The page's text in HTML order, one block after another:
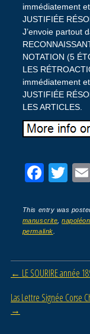
immédiatement
JUSTIFIÉE
J’envoie partout
NOTATION (5
LES
immédiatement
JUSTIFIÉE
LES ARTICLES.
F
c
e
o
k
T
tt
er
This entry was
manuscrite ,
permalink
Post
← LE SOURIRE année
Las Lettre Signée Corse
→